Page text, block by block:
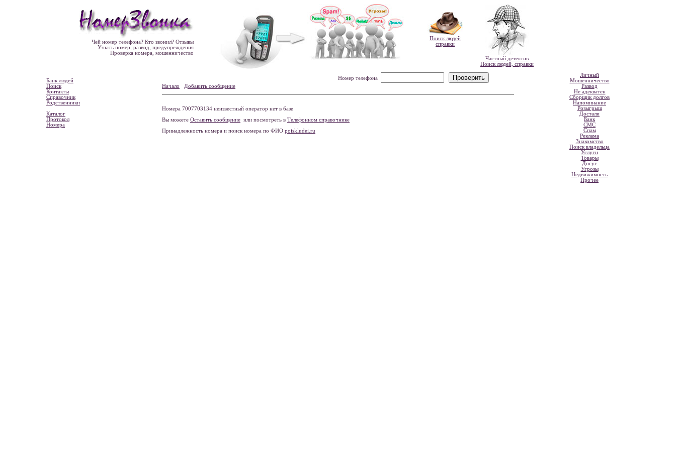
Чей номер телефона? Кто звонил? Отзывы
Узнать номер, развод, предупреждения
Проверка номера, мошенничество
Поиск людей
справки
Частный детектив
Поиск людей, справки
Банк людей
Поиск
Контакты
Справочник
Родственники
Каталог
Протокол
Номера
Номер телефона
Начало
Добавить сообщение
Номера 7007703134 неизвестный оператор нет в базе
Вы можете Оставить сообщение или посмотреть в Телефонном справочнике
Принадлежность номера и поиск номера по ФИО poiskludei.ru
Личный
Мошенничество
Развод
Не адекватен
Сборщик долгов
Напоминание
Розыгрыш
Достали
Банк
СМС
Спам
Реклама
Знакомство
Поиск владельца
Услуги
Товары
Досуг
Угрозы
Недвижимость
Прочее